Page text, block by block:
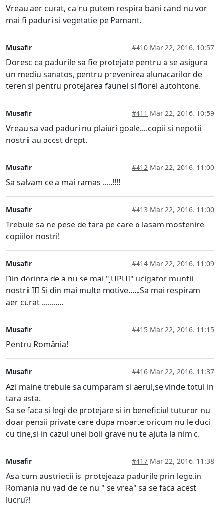
Vreau aer curat, ca nu putem respira bani cand nu vor
mai fi paduri si vegetatie pe Pamant.
Musafir #410 Mar 22, 2016, 10:57
Doresc ca padurile sa fie protejate pentru a se asigura
un mediu sanatos, pentru prevenirea alunacarilor de
teren si pentru protejarea faunei si florei autohtone.
Musafir #411 Mar 22, 2016, 10:59
Vreau sa vad paduri nu plaiuri goale....copii si nepotii
nostrii au acest drept.
Musafir #412 Mar 22, 2016, 11:00
Sa salvam ce a mai ramas .....!!!!
Musafir #413 Mar 22, 2016, 11:00
Trebuie sa ne pese de tara pe care o lasam mostenire
copiilor nostri!
Musafir #414 Mar 22, 2016, 11:09
Din dorinta de a nu se mai "JUPUI" ucigator muntii
nostrii III Si din mai multe motive......Sa mai respiram
aer curat ...........
Musafir #415 Mar 22, 2016, 11:15
Pentru România!
Musafir #416 Mar 22, 2016, 11:37
Azi maine trebuie sa cumparam si aerul,se vinde totul in
tara asta.
Sa se faca si legi de protejare si in beneficiul tuturor nu
doar pensii private care dupa moarte oricum nu le duci
cu tine,si in cazul unei boli grave nu te ajuta la nimic.
Musafir #417 Mar 22, 2016, 11:38
Asa cum austriecii isi protejeaza padurile prin lege,in
Romania nu vad de ce nu " se vrea" sa se faca acest
lucru?!